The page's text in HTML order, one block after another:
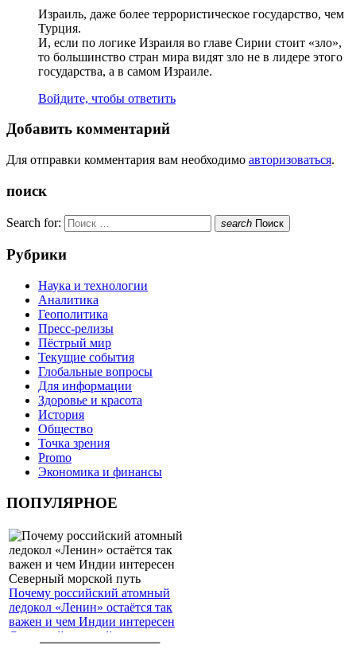
Израиль, даже более террористическое государство, чем
Турция.
И, если по логике Израиля во главе Сирии стоит «зло»,
то большинство стран мира видят зло не в лидере этого
государства, а в самом Израиле.
Войдите, чтобы ответить
Добавить комментарий
Для отправки комментария вам необходимо авторизоваться.
поиск
Search for: search Поиск
Рубрики
Наука и технологии
Аналитика
Геополитика
Пресс-релизы
Пёстрый мир
Текущие события
Глобальные вопросы
Для информации
Здоровье и красота
История
Общество
Точка зрения
Promo
Экономика и финансы
ПОПУЛЯРНОЕ
Почему российский атомный
ледокол «Ленин» остаётся так
важен и чем Индии интересен
Северный морской путь